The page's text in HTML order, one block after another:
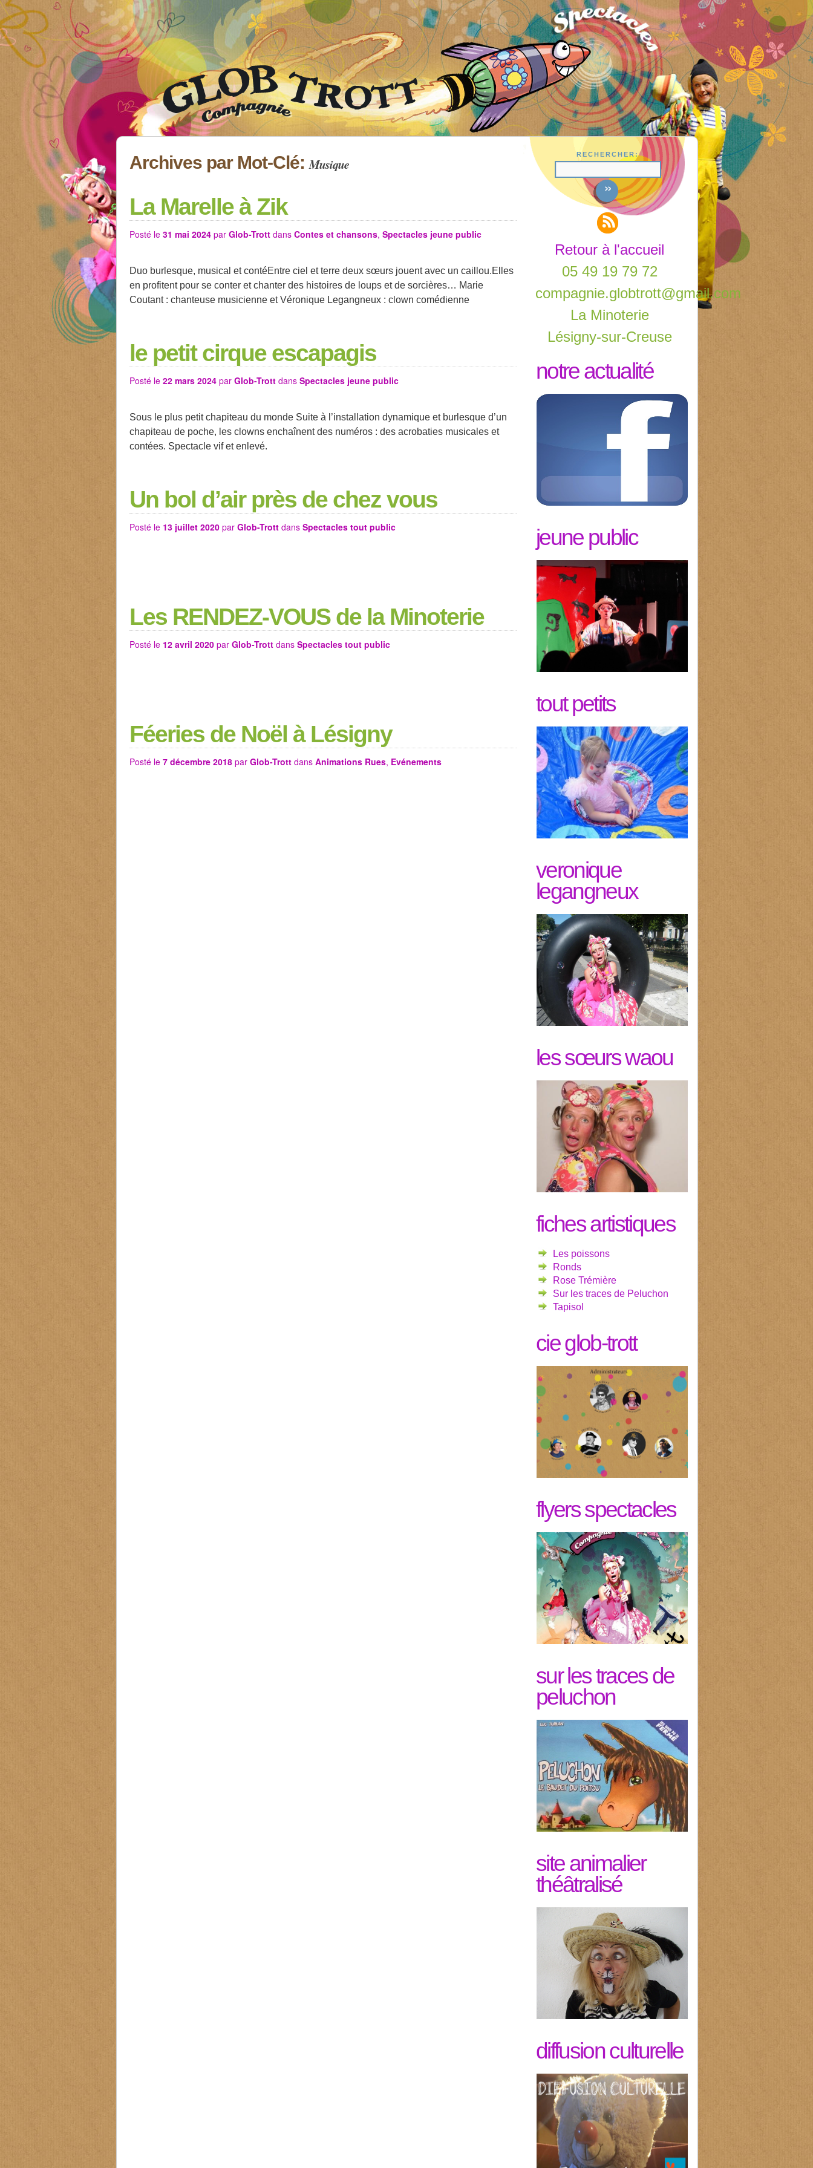
Archives par Mot-Clé: Musique
La Marelle à Zik
Posté le 31 mai 2024 par Glob-Trott dans Contes et chansons, Spectacles jeune public
Duo burlesque, musical et contéEntre ciel et terre deux sœurs jouent avec un caillou.Elles
en profitent pour se conter et chanter des histoires de loups et de sorcières… Marie
Coutant : chanteuse musicienne et Véronique Legangneux : clown comédienne
le petit cirque escapagis
Posté le 22 mars 2024 par Glob-Trott dans Spectacles jeune public
Sous le plus petit chapiteau du monde Suite à l’installation dynamique et burlesque d’un
chapiteau de poche, les clowns enchaînent des numéros : des acrobaties musicales et
contées. Spectacle vif et enlevé.
Un bol d’air près de chez vous
Posté le 13 juillet 2020 par Glob-Trott dans Spectacles tout public
Les RENDEZ-VOUS de la Minoterie
Posté le 12 avril 2020 par Glob-Trott dans Spectacles tout public
Féeries de Noël à Lésigny
Posté le 7 décembre 2018 par Glob-Trott dans Animations Rues, Evénements
RECHERCHER:
Retour à l'accueil
05 49 19 79 72
compagnie.globtrott@gmail.com
La Minoterie
Lésigny-sur-Creuse
notre actualité
jeune public
tout petits
veronique
legangneux
les sœurs waou
fiches artistiques
Les poissons
Ronds
Rose Trémière
Sur les traces de Peluchon
Tapisol
cie glob-trott
flyers spectacles
sur les traces de
peluchon
site animalier
théâtralisé
diffusion culturelle